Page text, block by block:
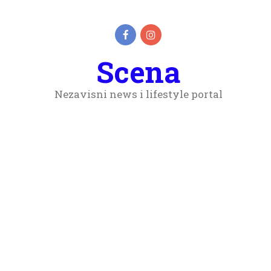
Scena
Nezavisni news i lifestyle portal